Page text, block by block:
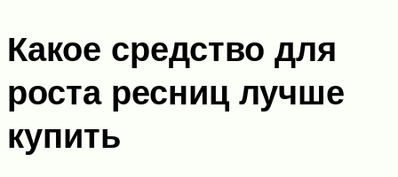
Какое средство для
роста ресниц лучше
купить